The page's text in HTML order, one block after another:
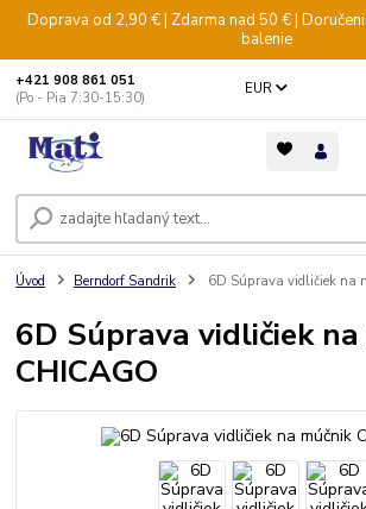
Doprava od 2,90 € | Zdarma nad 50 € |
balenie
EUR
+421 908 861 051
(Po - Pia 7:30-15:30)
Úvod Berndorf Sandrik 6D Súprava vidličiek na
6D Súprava vidličiek
CHICAGO